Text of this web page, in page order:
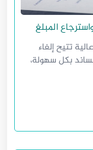
المبلغ
تتيح إلغاء
بكل سهولة،